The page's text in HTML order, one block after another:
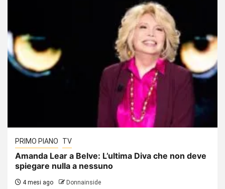
PRIMO PIANO TV
Amanda Lear a Belve: L’ultima Diva che non deve
spiegare nulla a nessuno
4 mesi ago Donnainside